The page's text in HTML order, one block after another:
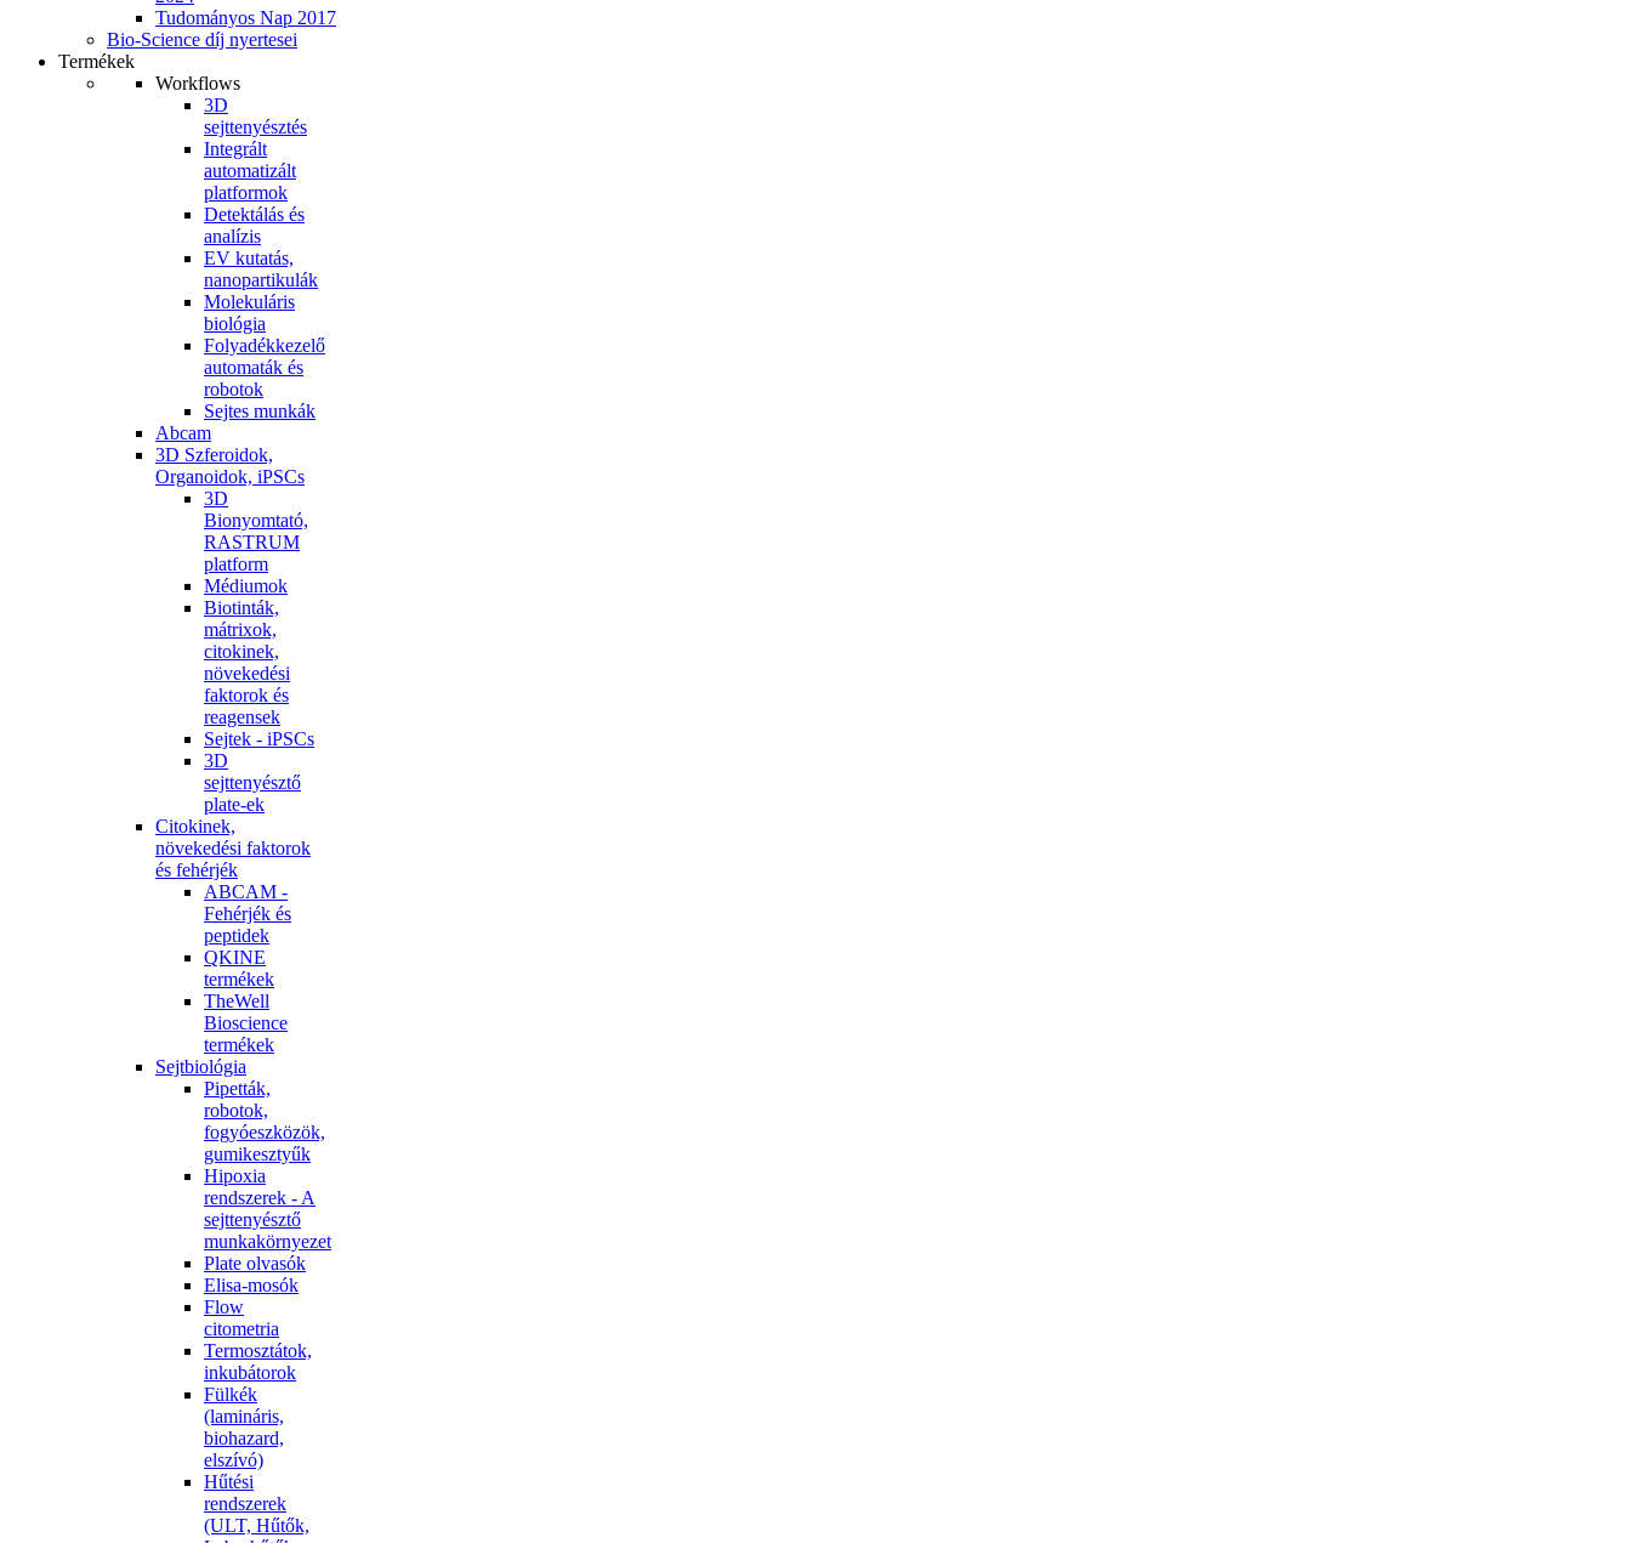
Tudományos Nap 2017
Bio-Science díj nyertesei
Termékek
Workflows
3D
sejttenyésztés
Integrált
automatizált
platformok
Detektálás és
analízis
EV kutatás,
nanopartikulák
Molekuláris
biológia
Folyadékkezelő
automaták és
robotok
Sejtes munkák
Abcam
3D Szferoidok,
Organoidok, iPSCs
3D
Bionyomtató,
RASTRUM
platform
Médiumok
Biotinták,
mátrixok,
citokinek,
növekedési
faktorok és
reagensek
Sejtek - iPSCs
3D
sejttenyésztő
plate-ek
Citokinek,
növekedési faktorok
és fehérjék
ABCAM -
Fehérjék és
peptidek
QKINE
termékek
TheWell
Bioscience
termékek
Sejtbiológia
Pipetták,
robotok,
fogyóeszközök,
gumikesztyűk
Hipoxia
rendszerek - A
sejttenyésztő
munkakörnyezet
Plate olvasók
Elisa-mosók
Flow
citometria
Termosztátok,
inkubátorok
Fülkék
(lamináris,
biohazard,
elszívó)
Hűtési
rendszerek
(ULT, Hűtők,